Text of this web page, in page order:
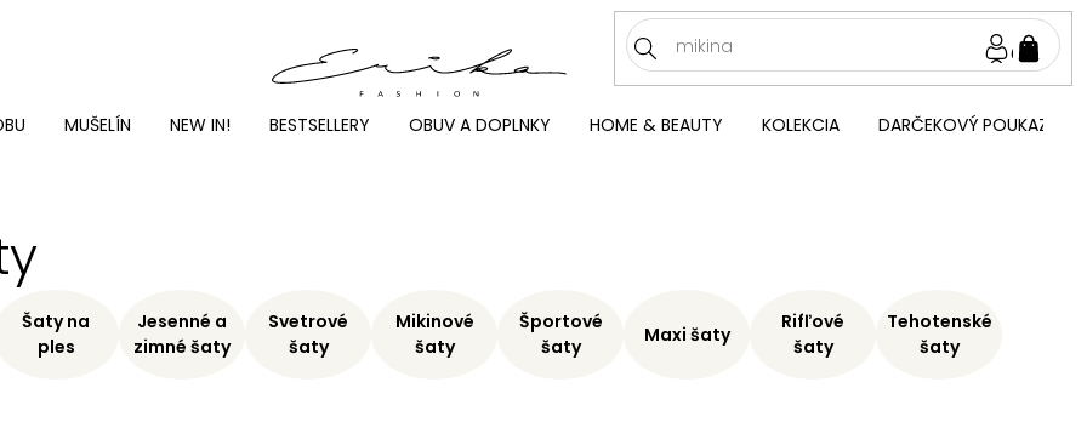
MUŠELÍN NEW IN! BESTSELLERY OBUV A DOPLNKY HOME & BEAUTY KOLEKCIA DARČEKOVÝ POUKAZ
Šaty na
ples
Jesenné a
zimné šaty
Svetrové
šaty
Mikinové
šaty
Športové
šaty
Maxi šaty
Rifľové
šaty
Tehotenské
šaty